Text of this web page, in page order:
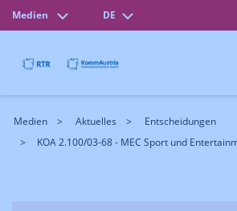
Medien DE
Medien Aktuelles
Entscheidungen
KOA 2.100/03-68 - MEC Sport und